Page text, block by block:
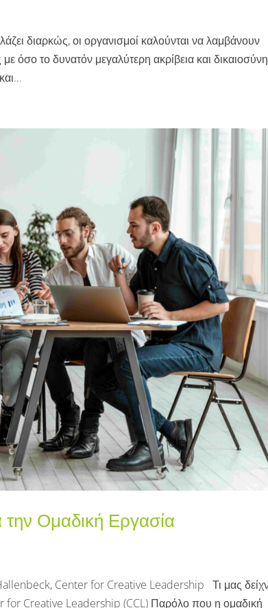
διαρκώς, οι οργανισμοί καλούνται να λαμβάνουν
όσο το δυνατόν μεγαλύτερη ακρίβεια και
Ομαδική Εργασία
Center for Creative Leadership Τι μας
for Creative Leadership (CCL) Παρόλο που η ομαδική